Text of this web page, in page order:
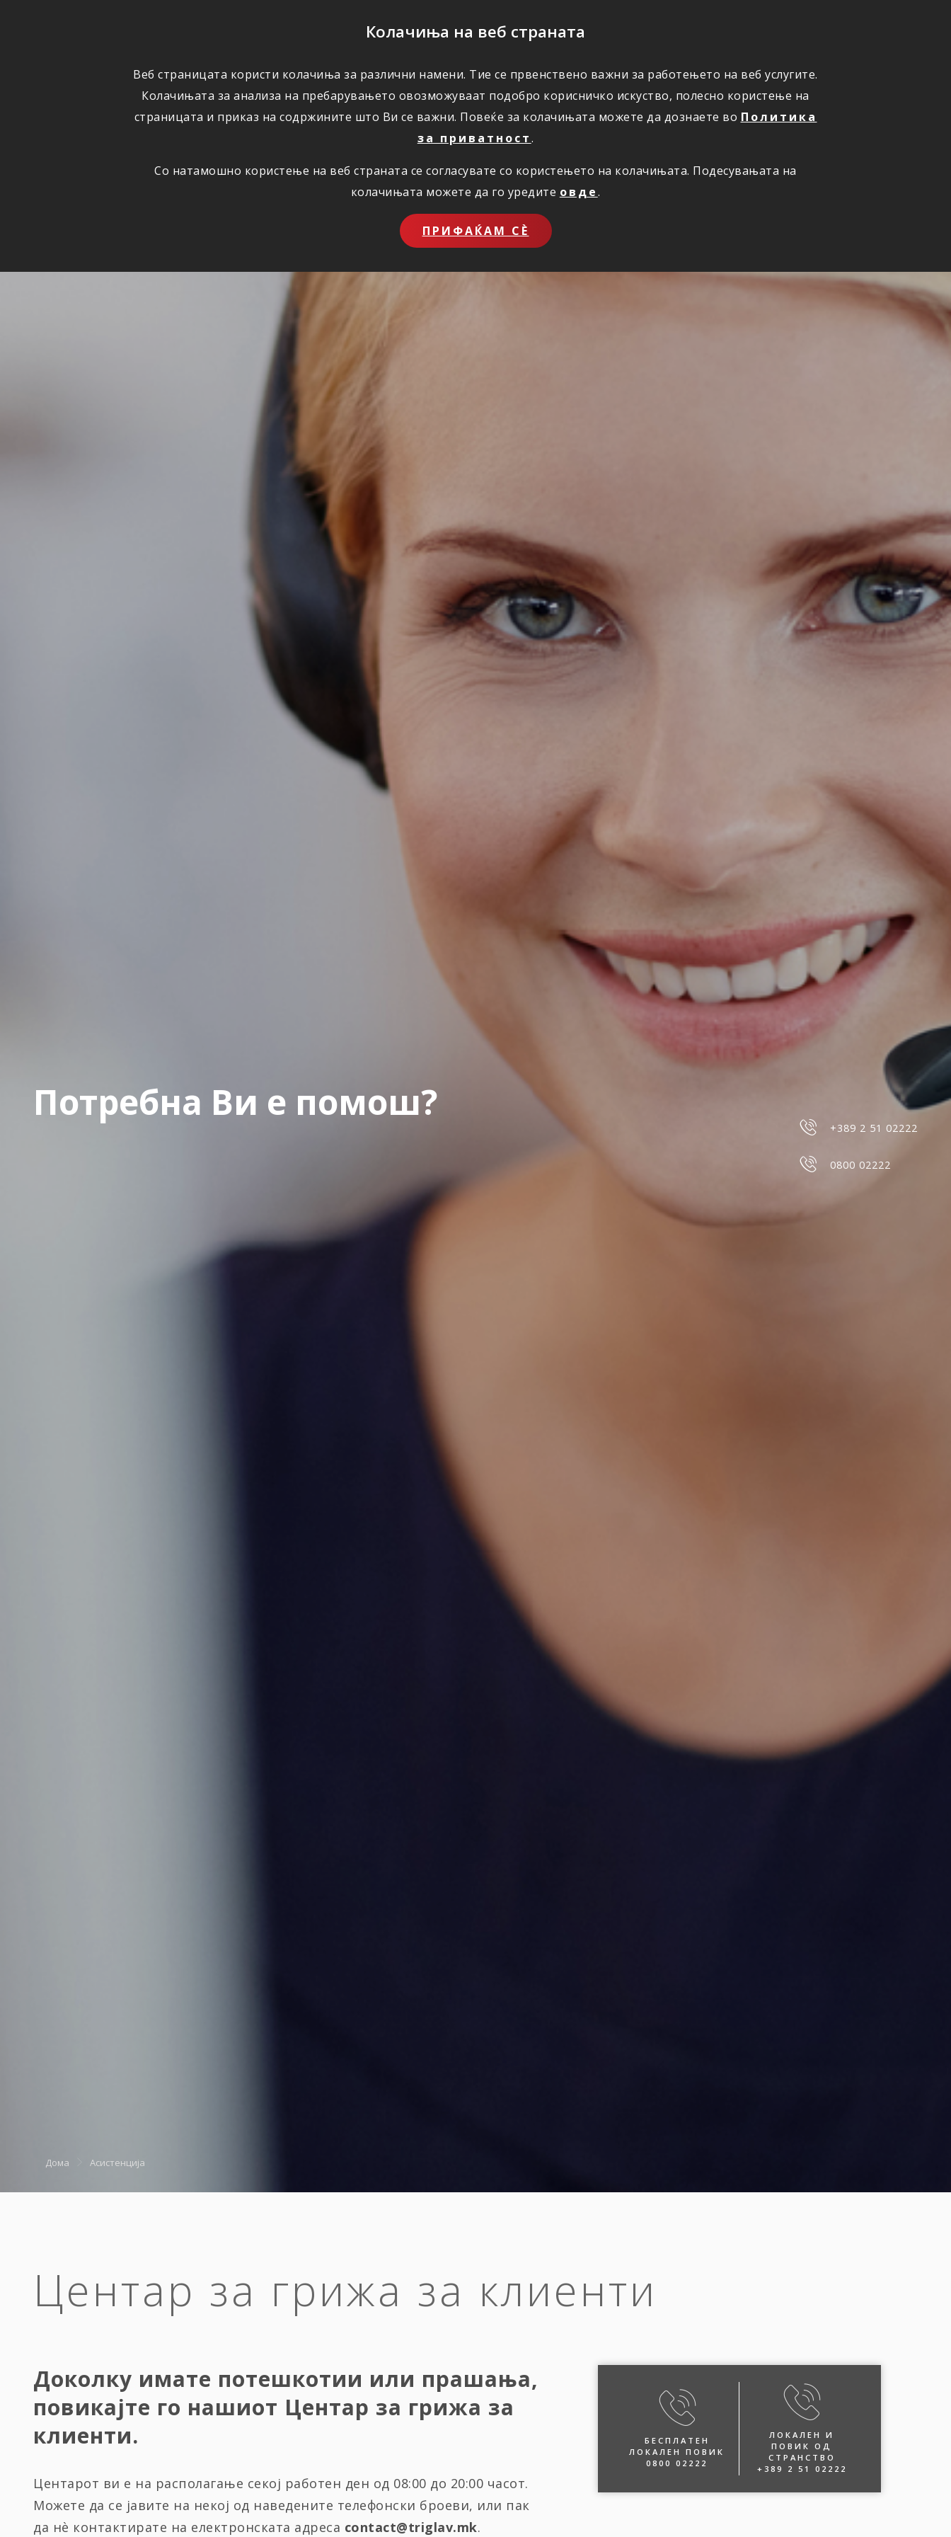
Колачиња на веб страната
Веб страницата користи колачиња за различни намени. Тие се првенствено важни за работењето на веб услугите.
Колачињата за анализа на пребарувањето овозможуваат подобро корисничко искуство, полесно користење на
страницата и приказ на содржините што Ви се важни. Повеќе за колачињата можете да дознаете во Политика
за приватност.
Со натамошно користење на веб страната се согласувате со користењето на колачињата. Подесувањата на
колачињата можете да го уредите овде.
ПРИФАЌАМ СЀ
ОСИГУРУВАЊЕ ШТЕТИ ПОВОЛНОСТИ КОРИСНО ЗА НАС ОНЛАЈН ПРИЈАВИ ШТЕТА
Потребна Ви е помош?
+389 2 51 02222
0800 02222
Дома Асистенција
Центар за грижа за клиенти
Доколку имате потешкотии или прашања,
повикајте го нашиот Центар за грижа за
клиенти.
Центарот ви е на располагање секој работен ден од 08:00 до 20:00 часот.
Можете да се јавите на некој од наведените телефонски броеви, или пак
да нѐ контактирате на електронската адреса contact@triglav.mk.
БЕСПЛАТЕН
ЛОКАЛЕН ПОВИК
0800 02222
ЛОКАЛЕН И
ПОВИК ОД
СТРАНСТВО
+389 2 51 02222